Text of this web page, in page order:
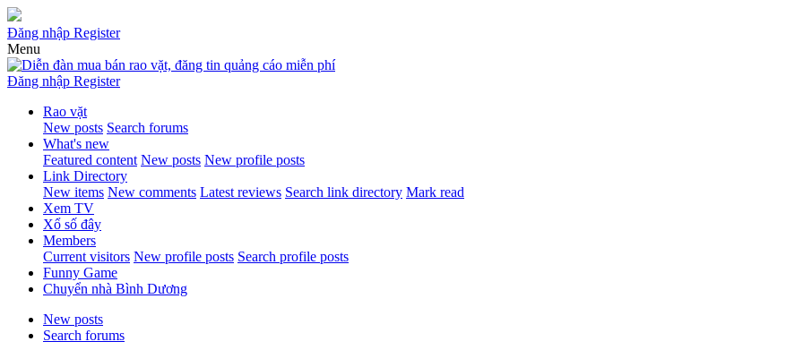
Đăng nhập Register
Menu
Đăng nhập Register
Rao vặt
New posts Search forums
What's new
Featured content New posts New profile posts
Link Directory
New items New comments Latest reviews Search link directory Mark read
Xem TV
Xổ số đây
Members
Current visitors New profile posts Search profile posts
Funny Game
Chuyển nhà Bình Dương
New posts
Search forums